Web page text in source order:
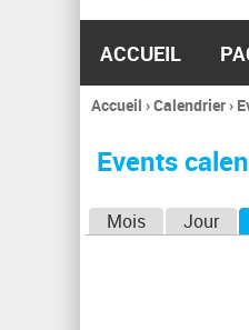
ACCUEIL
Vous
ici
Accueil ›Calendrier›
Events
Mois Jour